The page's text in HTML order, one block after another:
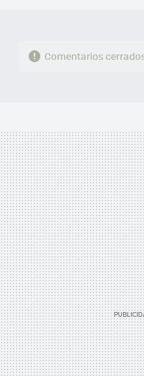
Comentarios